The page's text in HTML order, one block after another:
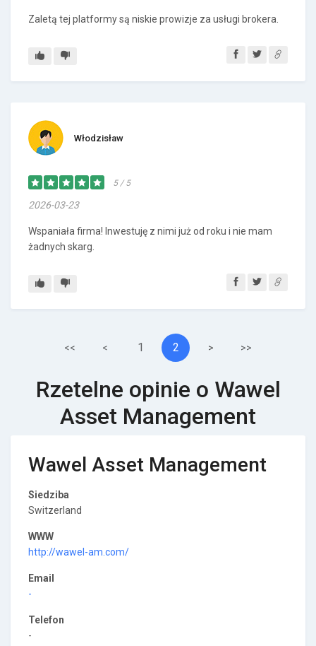
Zaletą tej platformy są niskie prowizje za usługi brokera.
Włodzisław
5 / 5
2026-03-23
Wspaniała firma! Inwestuję z nimi już od roku i nie mam
żadnych skarg.
<< < 1 2 > >>
Rzetelne opinie o Wawel
Asset Management
Wawel Asset Management
Siedziba
Switzerland
WWW
http://wawel-am.com/
Email
-
Telefon
-